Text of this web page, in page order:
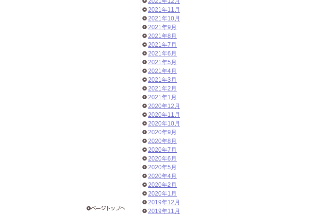
2021年11月
2021年10月
2021年9月
2021年8月
2021年7月
2021年6月
2021年5月
2021年4月
2021年3月
2021年2月
2021年1月
2020年12月
2020年11月
2020年10月
2020年9月
2020年8月
2020年7月
2020年6月
2020年5月
2020年4月
2020年2月
2020年1月
2019年12月
2019年11月